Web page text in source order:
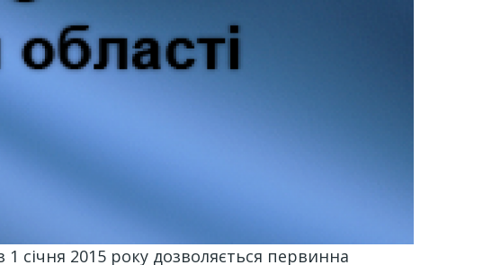
січня 2015 року дозволяється первинна